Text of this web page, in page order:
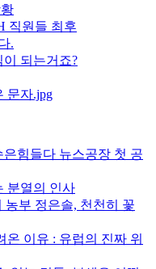
직원들 최후
.
되는거죠?
문자.jpg
힘들다 뉴스공장 첫 공
분열의 인사
농부 정은솔, 천천히 꽃
온 이유 : 유럽의 진짜 위